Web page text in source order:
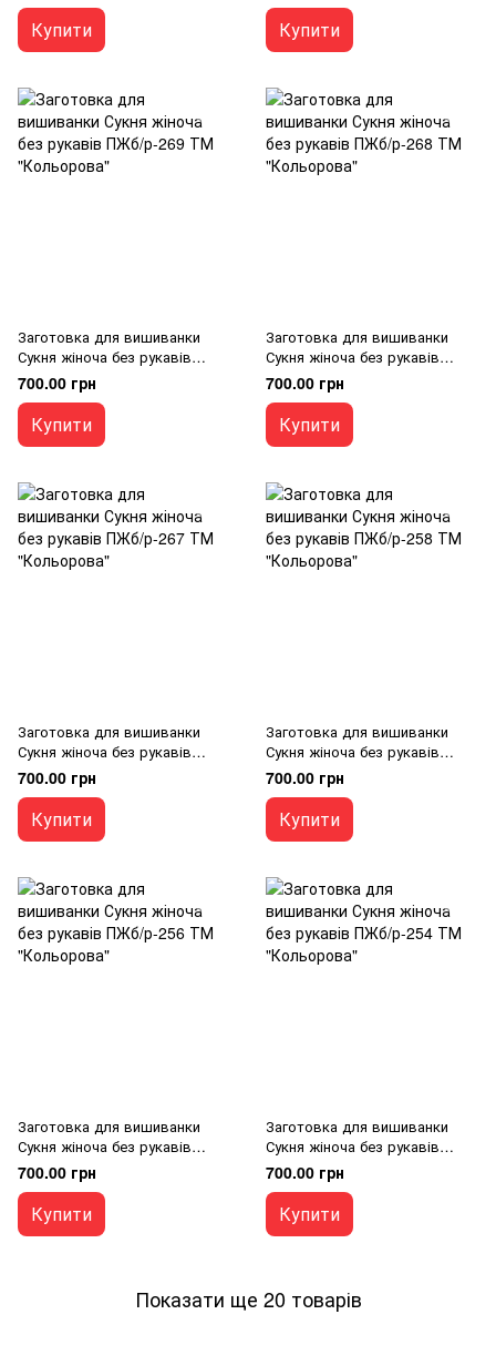
Купити Купити
Заготовка для вишиванки
Сукня жіноча без рукавів
ПЖб/р-269 ТМ "Кольорова"
700.00 грн
Купити
Заготовка для вишиванки
Сукня жіноча без рукавів
ПЖб/р-268 ТМ "Кольорова"
700.00 грн
Купити
Заготовка для вишиванки
Сукня жіноча без рукавів
ПЖб/р-267 ТМ "Кольорова"
700.00 грн
Купити
Заготовка для вишиванки
Сукня жіноча без рукавів
ПЖб/р-258 ТМ "Кольорова"
700.00 грн
Купити
Заготовка для вишиванки
Сукня жіноча без рукавів
ПЖб/р-256 ТМ "Кольорова"
700.00 грн
Купити
Заготовка для вишиванки
Сукня жіноча без рукавів
ПЖб/р-254 ТМ "Кольорова"
700.00 грн
Купити
Показати ще 20 товарів